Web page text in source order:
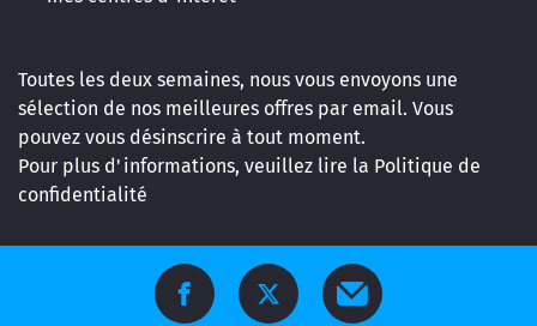
Toutes les deux semaines, nous vous envoyons une
sélection de nos meilleures offres par email. Vous
pouvez vous désinscrire à tout moment.
Pour plus d'informations, veuillez lire la Politique de
confidentialité